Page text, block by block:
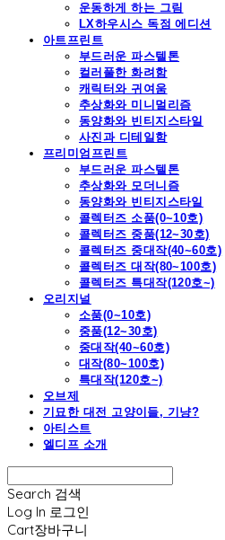
운동하게 하는 그림
LX하우시스 독점 에디션
아트프린트
부드러운 파스텔톤
컬러풀한 화려함
캐릭터와 귀여움
추상화와 미니멀리즘
동양화와 빈티지스타일
사진과 디테일함
프리미엄프린트
부드러운 파스텔톤
추상화와 모더니즘
동양화와 빈티지스타일
콜렉터즈 소품(0~10호)
콜렉터즈 중품(12~30호)
콜렉터즈 중대작(40~60호)
콜렉터즈 대작(80~100호)
콜렉터즈 특대작(120호~)
오리지널
소품(0~10호)
중품(12~30호)
중대작(40~60호)
대작(80~100호)
특대작(120호~)
오브제
기묘한 대전 고양이들, 기냥?
아티스트
엘디프 소개
Search 검색
Log In 로그인
Cart장바구니